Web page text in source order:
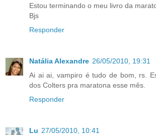
Estou terminando o meu livro da
Bjs
Responder
Natália Alexandre 26/05/2010, 19:31
Ai ai ai, vampiro é tudo de bom, rs.
dos Colters pra maratona esse mês.
Responder
Lu 27/05/2010, 10:41